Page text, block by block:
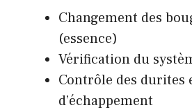
Changement des
(essence)
Vérification du
Contrôle des durites
d’échappement